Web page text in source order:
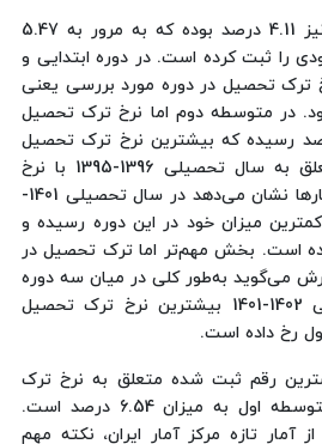
این نرخ در متوسطه اول نیز 4.11 درصد بوده که به مرور به 5.47
را ثبت کرده است. در دوره ابتدایی و
ترک تحصیل در دوره مورد بررسی یعنی
تحصیلی 1402-1401 بود. در متوسطه دوم اما نرخ ترک تحصیل
درصد به 4.04 درصد رسیده که بیشترین نرخ ترک تحصیل
در دوره مورد بررسی متعلق به سال تحصیلی 1396-1395 با نرخ
4.53 درصد بوده است. آمارها نشان می‌دهد در سال تحصیلی 1401-
کمترین میزان خود در این دوره رسیده و
کرده است. بخش مهم‌تر اما ترک تحصیل در
می‌گوید به‌طور کلی در میان سه دوره
تحصیلی، در سال تحصیلی 1402-1401 بیشترین نرخ ترک تحصیل
رخ داده است.
رقم ثبت شده متعلق به نرخ ترک
تحصیل پسران در دوره متوسطه اول به میزان 6.54 درصد است.
آمار تازه مرکز آمار ایران، نکته مهم